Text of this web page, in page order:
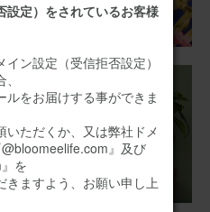
設定）をされているお客様
ン設定（受信拒否設定）
をお届けする事ができま
いただくか、又は弊社ドメ
』及び
を
ますよう、お願い申し上